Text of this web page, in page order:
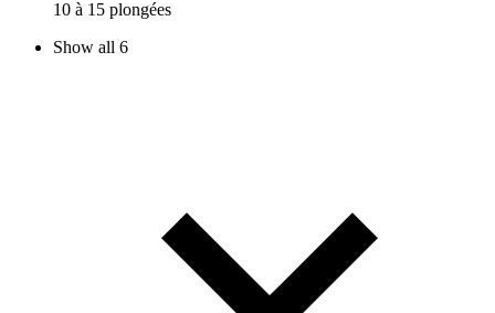
10 à 15 plongées
Show all 6